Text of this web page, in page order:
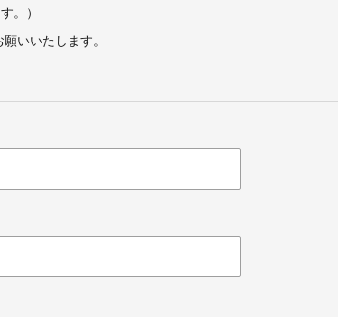
。）
いいたします。